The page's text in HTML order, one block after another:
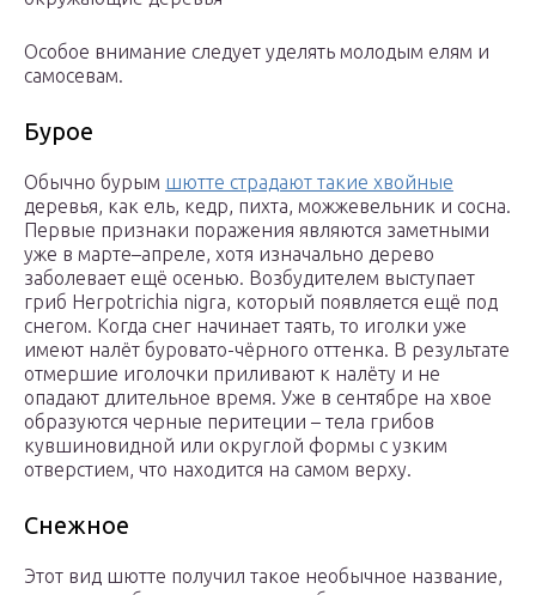
Особое внимание следует уделять молодым елям и
самосевам.
Бурое
Обычно бурым шютте страдают такие хвойные
деревья, как ель, кедр, пихта, можжевельник и сосна.
Первые признаки поражения являются заметными
уже в марте–апреле, хотя изначально дерево
заболевает ещё осенью. Возбудителем выступает
гриб Herpotrichia nigra, который появляется ещё под
снегом. Когда снег начинает таять, то иголки уже
имеют налёт буровато-чёрного оттенка. В результате
отмершие иголочки приливают к налёту и не
опадают длительное время. Уже в сентябре на хвое
образуются черные перитеции – тела грибов
кувшиновидной или округлой формы с узким
отверстием, что находится на самом верху.
Снежное
Этот вид шютте получил такое необычное название,